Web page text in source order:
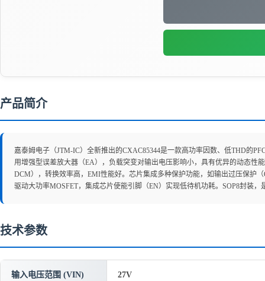
产品简介
嘉泰姆电子（JTM-IC）全新推出的CXAC85344是一款高功率因数、低THD的
用增强型误差放大器（EA），负载突变对输出电压影响小，具有优异的动态性
DCM），转换效率高，EMI性能好。芯片集成多种保护功能，如输出过压保护
驱动大功率MOSFET，集成芯片使能引脚（EN）实现低待机功耗。SOP8封装
技术参数
输入电压范围 (VIN) 27V